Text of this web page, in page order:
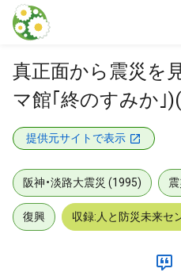
本文に飛ぶ
真正面から震災を
マ館｢終のすみか｣
提供元サイトで表示
阪神・淡路大震災 (1995)
復興 収録:人と防災未来